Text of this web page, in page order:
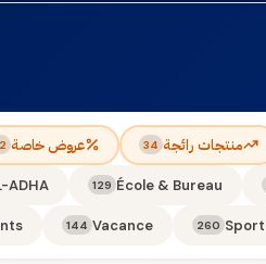
منتجات رائجة 34 عروض خاصة
École & Bureau
129
ADHA
Sport
260
Vacance
144